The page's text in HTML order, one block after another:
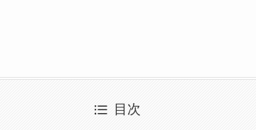
目次